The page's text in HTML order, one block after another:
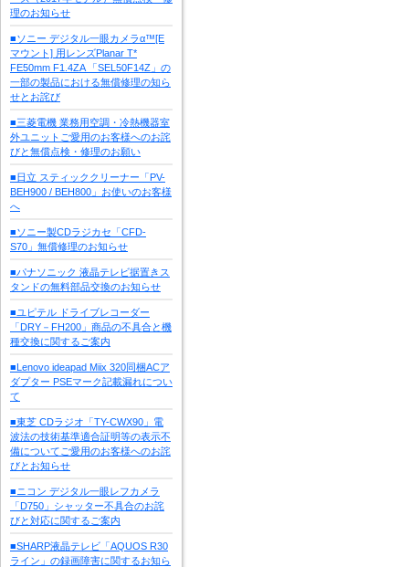
理のお知らせ
■ソニー デジタル一眼カメラα™[E
マウント] 用レンズPlanar T*
FE50mm F1.4ZA 「SEL50F14Z」の
一部の製品における無償修理の知ら
せとお詫び
■三菱電機 業務用空調・冷熱機器室
外ユニットご愛用のお客様へのお詫
びと無償点検・修理のお願い
■日立 スティッククリーナー「PV-
BEH900 / BEH800」お使いのお客様
へ
■ソニー製CDラジカセ「CFD-
S70」無償修理のお知らせ
■パナソニック 液晶テレビ据置きス
タンドの無料部品交換のお知らせ
■ユピテル ドライブレコーダー
「DRY－FH200」商品の不具合と機
種交換に関するご案内
■Lenovo ideapad Miix 320同梱ACア
ダプター PSEマーク記載漏れについ
て
■東芝 CDラジオ「TY-CWX90」電
波法の技術基準適合証明等の表示不
備についてご愛用のお客様へのお詫
びとお知らせ
■ニコン デジタル一眼レフカメラ
「D750」シャッター不具合のお詫
びと対応に関するご案内
■SHARP液晶テレビ「AQUOS R30
ライン」の録画障害に関するお知ら